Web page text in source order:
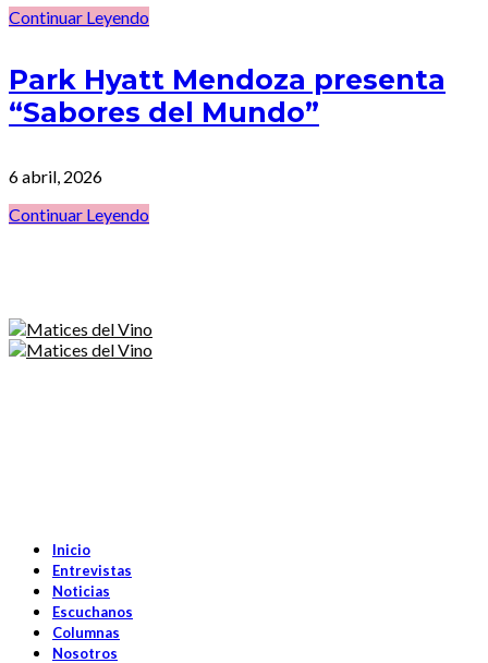
Continuar Leyendo
Park Hyatt Mendoza presenta
“Sabores del Mundo”
6 abril, 2026
Continuar Leyendo
Inicio
Entrevistas
Noticias
Escuchanos
Columnas
Nosotros